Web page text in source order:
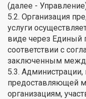
(далее -
5.2. Организация
услуги
виде через Единый
соответствии с
заключенным
5.3.
предоставляющей
организациям,